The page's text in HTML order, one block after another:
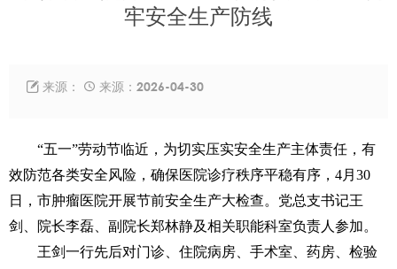
牢安全生产防线
 来源：  来源：2026-04-30
“五一”劳动节临近，为切实压实安全生产主体责任，有
效防范各类安全风险，确保医院诊疗秩序平稳有序，4月30
日，市肿瘤医院开展节前安全生产大检查。党总支书记王
剑、院长李磊、副院长郑林静及相关职能科室负责人参加。
王剑一行先后对门诊、住院病房、手术室、药房、检验